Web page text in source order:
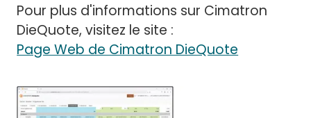
Pour plus d'informations sur Cimatron
DieQuote, visitez le site :
Page Web de Cimatron DieQuote